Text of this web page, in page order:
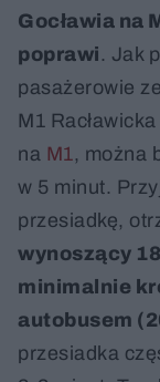
Gocławia na
poprawi . Jak
pasażerowie
M1
na M1 , można
w 5 minut.
przesiadkę,
wynoszący
minimalnie
autobusem
przesiadka